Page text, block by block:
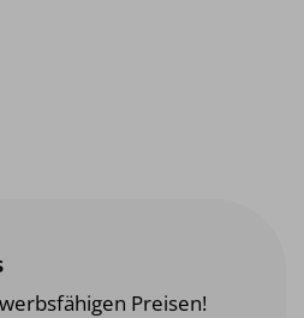
Preisen!